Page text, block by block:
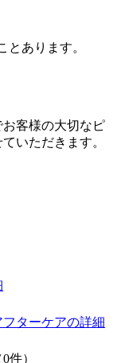
とあります。
客様の大切なピ
いただきます。
ターケアの詳細
件）